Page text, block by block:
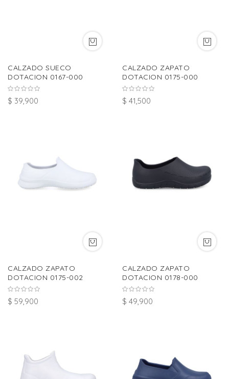
CALZADO SUECO
DOTACION 0167-000
$ 39,900
CALZADO ZAPATO
DOTACION 0175-000
$ 41,500
CALZADO ZAPATO
DOTACION 0175-002
$ 59,900
CALZADO ZAPATO
DOTACION 0178-000
$ 49,900